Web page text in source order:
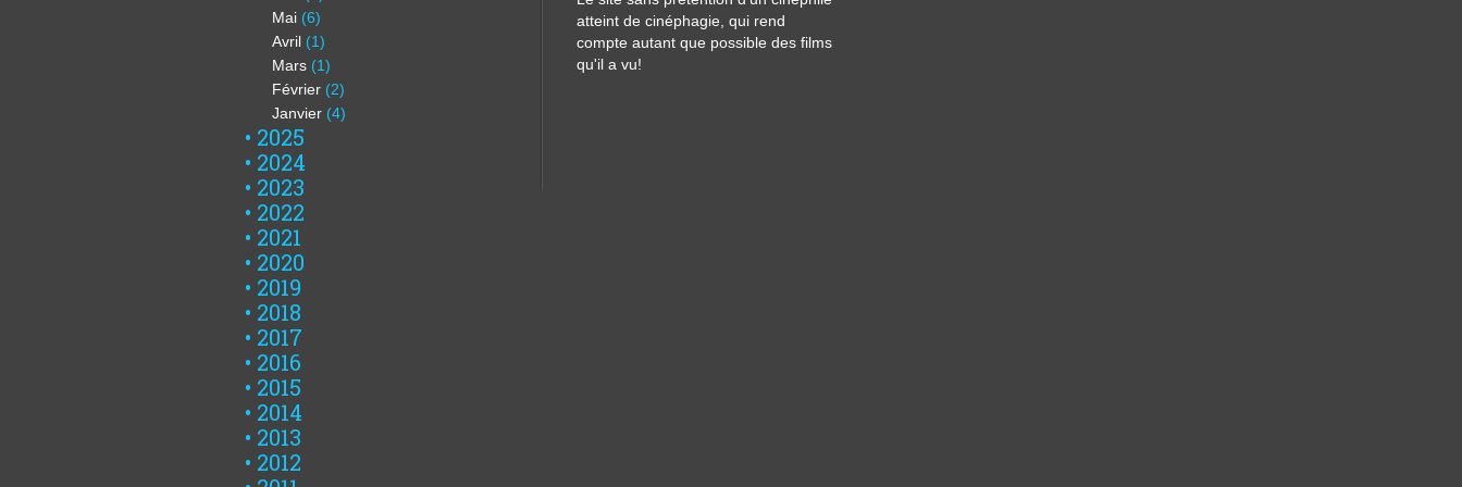
Mai (6)
Avril (1)
Mars (1)
Février (2)
Janvier (4)
2025
2024
2023
2022
2021
2020
2019
2018
2017
2016
2015
2014
2013
2012
atteint de cinéphagie, qui rend
compte autant que possible des films
qu'il a vu!